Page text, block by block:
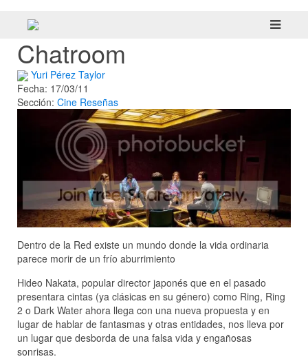
Chatroom
Yuri Pérez Taylor
Fecha: 17/03/11
Sección: Cine Reseñas
Dentro de la Red existe un mundo donde la vida ordinaria
parece morir de un frío aburrimiento
Hideo Nakata, popular director japonés que en el pasado
presentara cintas (ya clásicas en su género) como Ring, Ring
2 o Dark Water ahora llega con una nueva propuesta y en
lugar de hablar de fantasmas y otras entidades, nos lleva por
un lugar que desborda de una falsa vida y engañosas
sonrisas.